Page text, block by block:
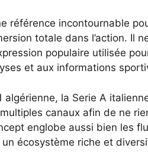
référence incontournable
totale dans l’action. Il ne
populaire utilisée
et aux informations
algérienne, la Serie A
canaux afin de ne
englobe aussi bien les
un écosystème riche et